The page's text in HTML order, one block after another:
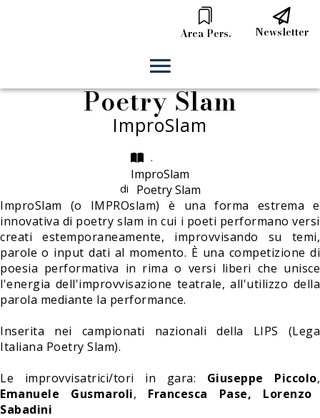
Area Pers. Newsletter
Poetry Slam
ImproSlam
.
ImproSlam
di
Poetry Slam
ImproSlam (o IMPROslam) è una forma estrema e
innovativa di poetry slam in cui i poeti performano versi
creati estemporaneamente, improvvisando su temi,
parole o input dati al momento. È una competizione di
poesia performativa in rima o versi liberi che unisce
l'energia dell'improvvisazione teatrale, all'utilizzo della
parola mediante la performance.
Inserita nei campionati nazionali della LIPS (Lega
Italiana Poetry Slam).
Le improvvisatrici/tori in gara: Giuseppe Piccolo,
Emanuele Gusmaroli, Francesca Pase, Lorenzo
Sabadini